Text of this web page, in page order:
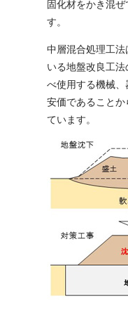
固化材をかき混
す。
中層混合処理工
いる地盤改良工
べ使用する機械
安価であること
ています。